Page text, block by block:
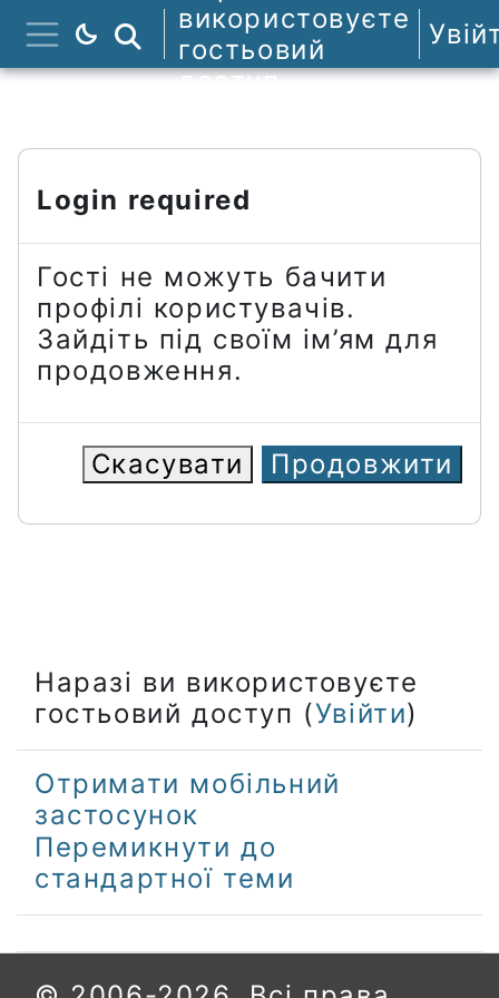
Перейти до головного вмісту
Бокова панель
Пошук курсів
використовуєте
гостьовий
доступ
Login required
Гості не можуть бачити
профілі користувачів.
Зайдіть під своїм ім’ям для
продовження.
Скасувати Продовжити
Наразі ви використовуєте
гостьовий доступ (Увійти)
Отримати мобільний
застосунок
Перемикнути до
стандартної теми